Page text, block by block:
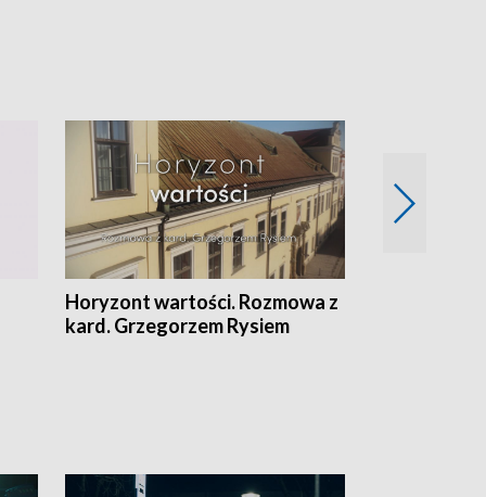
Horyzont wartości. Rozmowa z
kard. Grzegorzem Rysiem